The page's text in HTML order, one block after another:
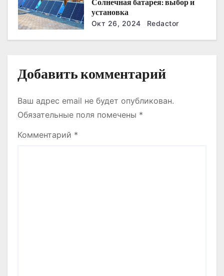
я
м
Солнечная батарея: выбор и
установка
Окт 26, 2024 Redactor
Добавить комментарий
Ваш адрес email не будет опубликован.
Обязательные поля помечены *
Комментарий *